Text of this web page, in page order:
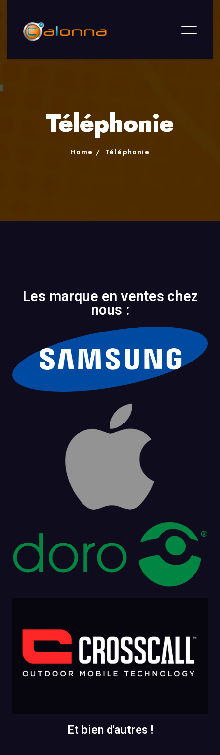
Téléphonie
Home Téléphonie
Les marque en ventes chez
nous :
Et bien d'autres !